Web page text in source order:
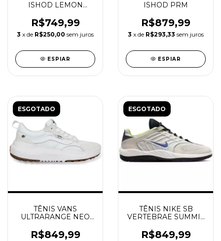
ISHOD LEMON
R$749,99
3 x de R$250,00 sem juros
ESPIAR
ISHOD PRM
R$879,99
3 x de R$293,33 sem juros
ESPIAR
ESGOTADO
TÊNIS VANS
ULTRARANGE NEO
R$849,99
ESGOTADO
TÊNIS NIKE SB
VERTEBRAE SUMMIT
VIOLET
R$849,99